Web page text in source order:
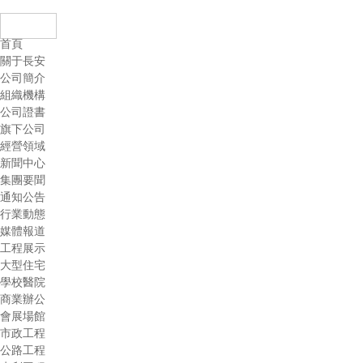
首頁
關于長安
公司簡介
組織機構
公司證書
旗下公司
經營領域
新聞中心
集團要聞
通知公告
行業動態
媒體報道
工程展示
大型住宅
學校醫院
商業辦公
會展場館
市政工程
公路工程